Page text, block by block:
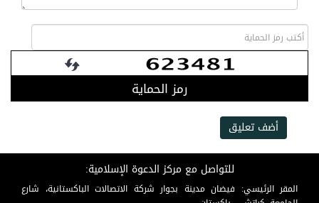
رمز الحماية
أضف تعليق
للتواصل مع مركز الدعوة الإسلامية:
المقر الرئيسي: فيضان مدينة بجوار شركة الاتصالات الباكستانية، شارع